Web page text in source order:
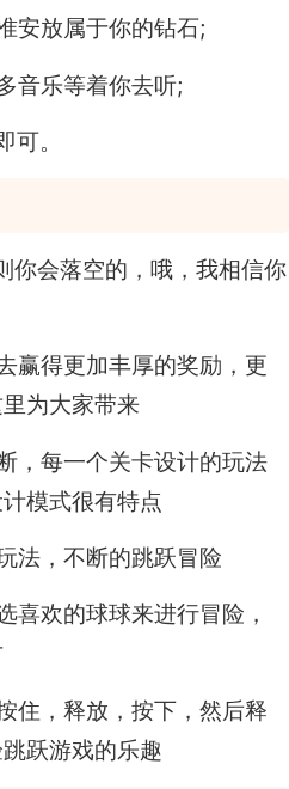
安放属于你的钻石;
音乐等着你去听;
。
你会落空的，哦，我相信你
赢得更加丰厚的奖励，更
为大家带来
，每一个关卡设计的玩法
模式很有特点
法，不断的跳跃冒险
喜欢的球球来进行冒险，
住，释放，按下，然后释
跃游戏的乐趣